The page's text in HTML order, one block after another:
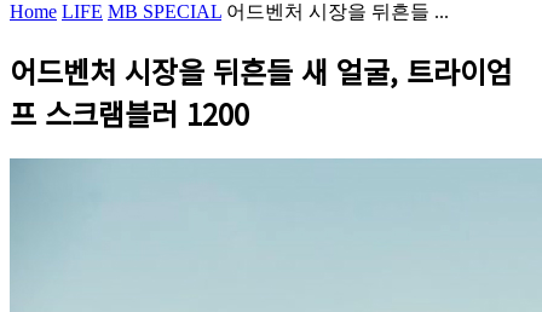
Home LIFE MB SPECIAL 어드벤처 시장을 뒤흔들 ...
어드벤처 시장을 뒤흔들 새 얼굴, 트라이엄
프 스크램블러 1200